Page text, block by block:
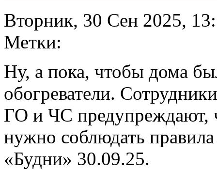
Вторник, 30 Сен 2025,
Метки:
Ну, а пока, чтобы дома
обогреватели.
ГО и ЧС предупреждают,
нужно соблюдать
«Будни» 30.09.25.